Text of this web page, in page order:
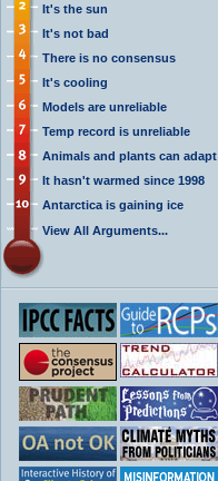
It's the sun
It's not bad
There is no consensus
It's cooling
Models are unreliable
Temp record is unreliable
Animals and plants can adapt
It hasn't warmed since 1998
Antarctica is gaining ice
View All Arguments...